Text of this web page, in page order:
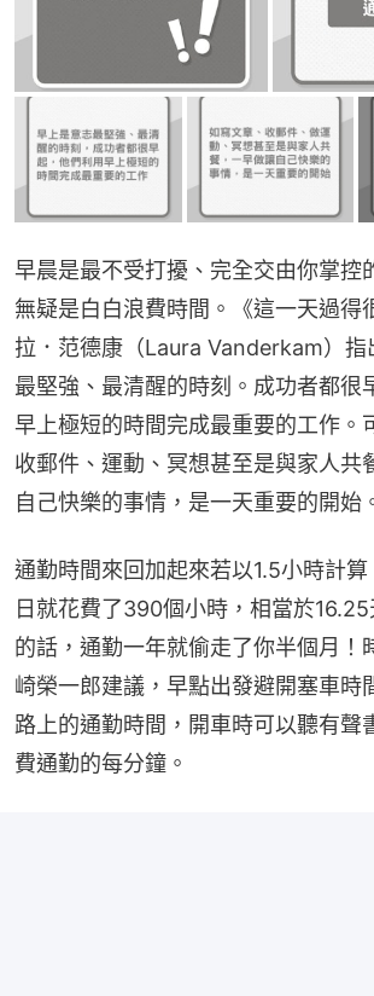
早晨是最不受打擾、完全交由你掌控
無疑是白白浪費時間。《這一天過得
拉．范德康（Laura Vanderkam）指
最堅強、最清醒的時刻。成功者都很
早上極短的時間完成最重要的工作。
收郵件、運動、冥想甚至是與家人共
自己快樂的事情，是一天重要的開始
通勤時間來回加起來若以1.5小時計
日就花費了390個小時，相當於
的話，通勤一年就偷走了你半個月！
崎榮一郎建議，早點出發避開塞車時
路上的通勤時間，開車時可以聽有聲
費通勤的每分鐘。